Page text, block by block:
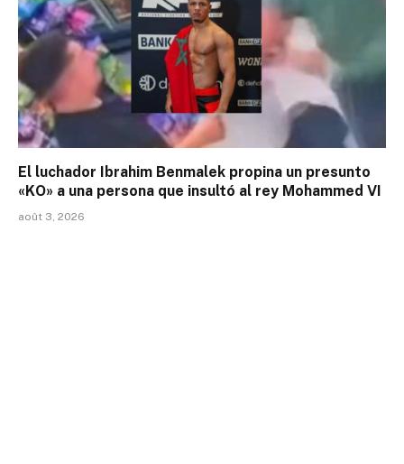
El luchador Ibrahim Benmalek propina un presunto
«KO» a una persona que insultó al rey Mohammed VI
août 3, 2026